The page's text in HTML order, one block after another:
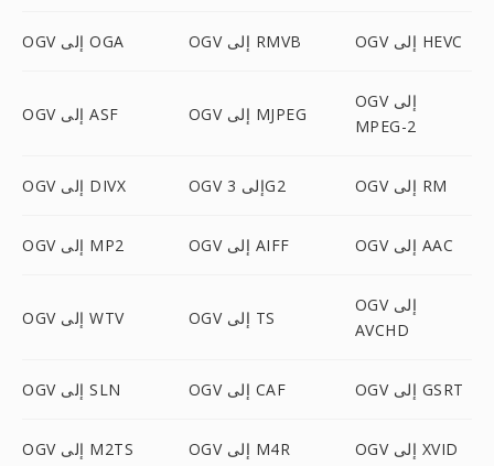
OGV إلى OGA OGV إلى RMVB OGV إلى HEVC
OGV إلى ASF OGV إلى MJPEG
OGV إلى
MPEG-2
OGV إلى DIVX OGV إلى 3G2 OGV إلى RM
OGV إلى MP2 OGV إلى AIFF OGV إلى AAC
OGV إلى WTV OGV إلى TS
OGV إلى
AVCHD
OGV إلى SLN OGV إلى CAF OGV إلى GSRT
OGV إلى M2TS OGV إلى M4R OGV إلى XVID